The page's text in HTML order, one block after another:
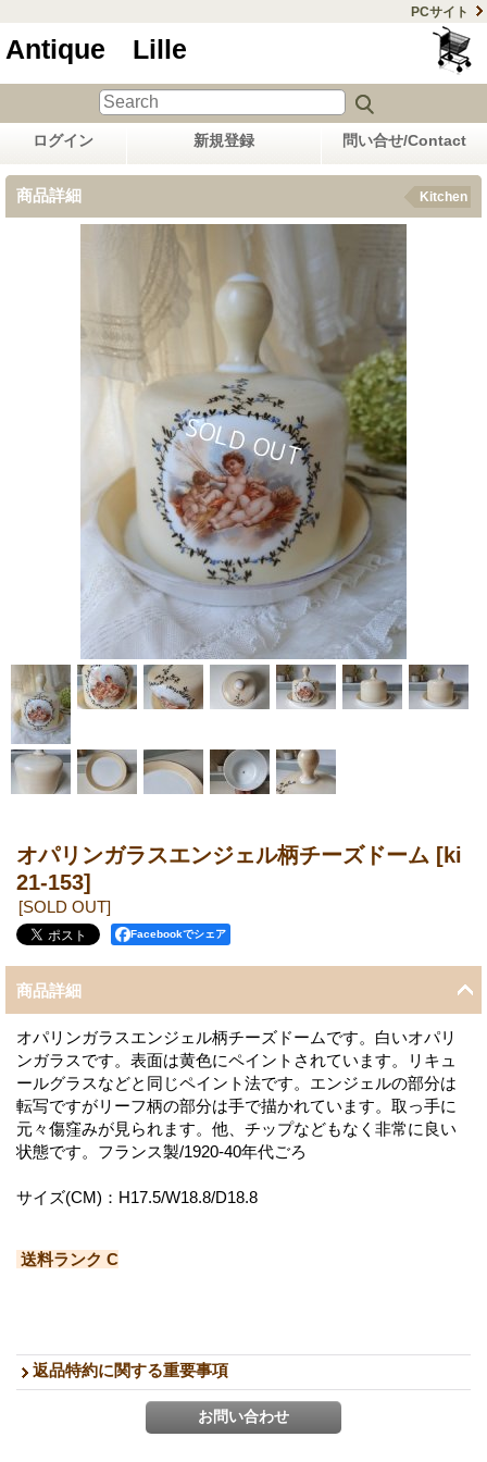
PCサイト
Antique Lille
ログイン 新規登録 問い合せ/Contact
商品詳細 Kitchen
オパリンガラスエンジェル柄チーズドーム [ki
21-153]
[SOLD OUT]
Facebookでシェア
商品詳細
オパリンガラスエンジェル柄チーズドームです。白いオパリ
ンガラスです。表面は黄色にペイントされています。リキュ
ールグラスなどと同じペイント法です。エンジェルの部分は
転写ですがリーフ柄の部分は手で描かれています。取っ手に
元々傷窪みが見られます。他、チップなどもなく非常に良い
状態です。フランス製/1920-40年代ごろ
サイズ(CM)：H17.5/W18.8/D18.8
送料ランク C
返品特約に関する重要事項